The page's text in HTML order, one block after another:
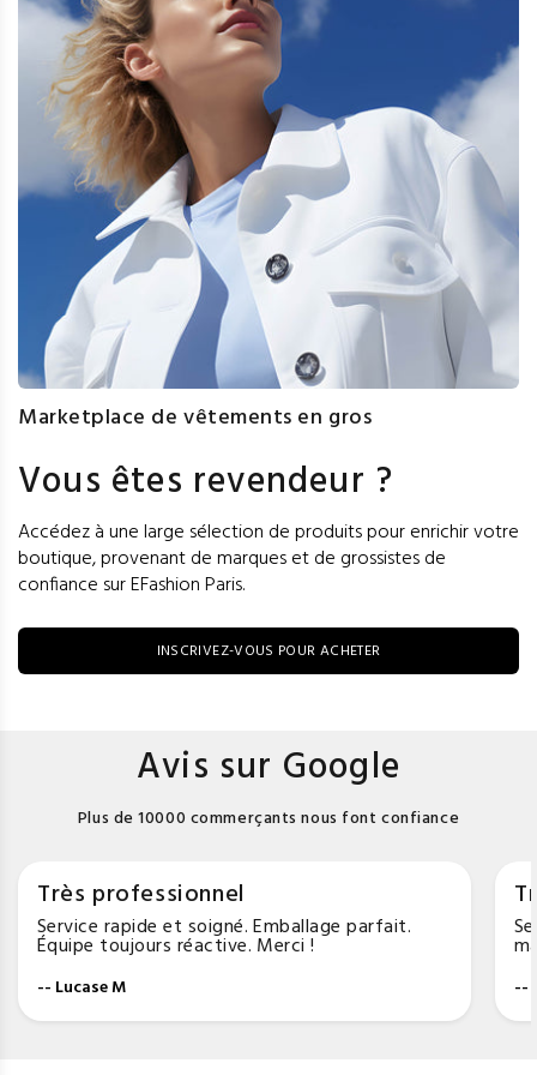
Marketplace de vêtements en gros
Vous êtes revendeur ?
Accédez à une large sélection de produits pour enrichir votre
boutique, provenant de marques et de grossistes de
confiance sur EFashion Paris.
INSCRIVEZ-VOUS POUR ACHETER
Avis sur Google
Plus de 10000 commerçants nous font confiance
Très professionnel
Service rapide et soigné. Emballage parfait.
Équipe toujours réactive. Merci !
-- Lucase M --